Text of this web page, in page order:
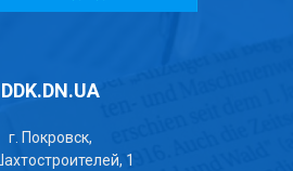
DDK.DN.UA
г. Покровск,
1